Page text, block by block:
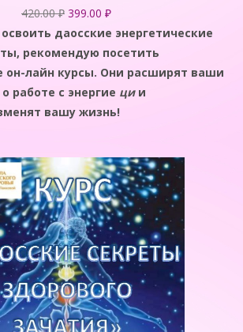
420.00₽ Первоначальная
цена
составляла
420.00 ₽.
399.00 ₽Текущая
цена:
399.00 ₽.
даосские энергетические
рекомендую посетить
он-лайн курсы. Они расширят ваши
работе с энергие ции
вашу жизнь!